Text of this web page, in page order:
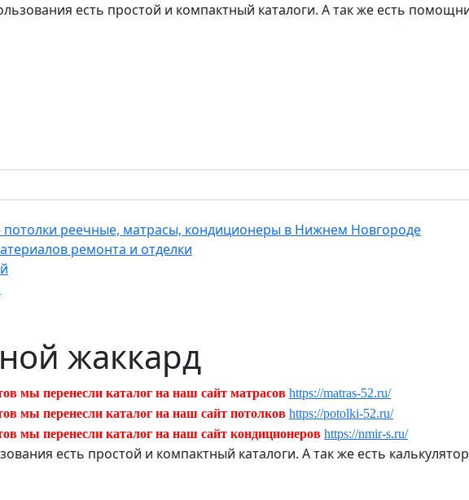
есть простой и компактный каталоги. А так же есть
потолки реечные, матрасы, кондиционеры в Нижнем Новгороде
ремонта и отделки
жаккард
мы перенесли каталог на наш сайт матрасов https://matras-52.ru/
мы перенесли каталог на наш сайт потолков https://potolki-52.ru/
мы перенесли каталог на наш сайт кондиционеров https://nmir-s.ru/
есть простой и компактный каталоги. А так же есть